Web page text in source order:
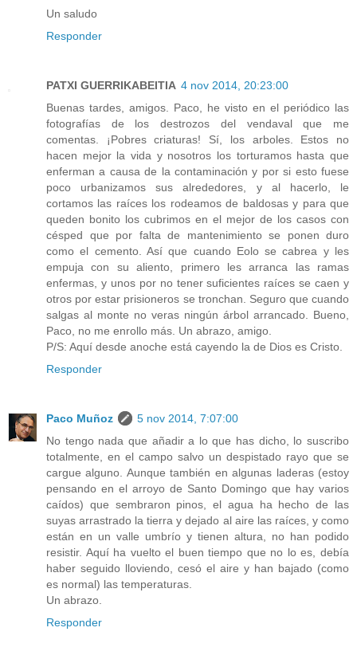
Un saludo
Responder
PATXI GUERRIKABEITIA 4 nov 2014, 20:23:00
Buenas tardes, amigos. Paco, he visto en el periódico las
fotografías de los destrozos del vendaval que me
comentas. ¡Pobres criaturas! Sí, los arboles. Estos no
hacen mejor la vida y nosotros los torturamos hasta que
enferman a causa de la contaminación y por si esto fuese
poco urbanizamos sus alrededores, y al hacerlo, le
cortamos las raíces los rodeamos de baldosas y para que
queden bonito los cubrimos en el mejor de los casos con
césped que por falta de mantenimiento se ponen duro
como el cemento. Así que cuando Eolo se cabrea y les
empuja con su aliento, primero les arranca las ramas
enfermas, y unos por no tener suficientes raíces se caen y
otros por estar prisioneros se tronchan. Seguro que cuando
salgas al monte no veras ningún árbol arrancado. Bueno,
Paco, no me enrollo más. Un abrazo, amigo.
P/S: Aquí desde anoche está cayendo la de Dios es Cristo.
Responder
Paco Muñoz
5 nov 2014, 7:07:00
No tengo nada que añadir a lo que has dicho, lo suscribo
totalmente, en el campo salvo un despistado rayo que se
cargue alguno. Aunque también en algunas laderas (estoy
pensando en el arroyo de Santo Domingo que hay varios
caídos) que sembraron pinos, el agua ha hecho de las
suyas arrastrado la tierra y dejado al aire las raíces, y como
están en un valle umbrío y tienen altura, no han podido
resistir. Aquí ha vuelto el buen tiempo que no lo es, debía
haber seguido lloviendo, cesó el aire y han bajado (como
es normal) las temperaturas.
Un abrazo.
Responder